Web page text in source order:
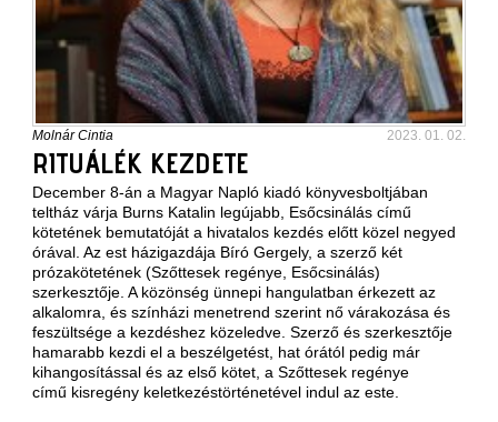
Molnár Cintia 2023. 01. 02.
RITUÁLÉK KEZDETE
December 8-án a Magyar Napló kiadó könyvesboltjában
teltház várja Burns Katalin legújabb, Esőcsinálás című
kötetének bemutatóját a hivatalos kezdés előtt közel negyed
órával. Az est házigazdája Bíró Gergely, a szerző két
prózakötetének (Szőttesek regénye, Esőcsinálás)
szerkesztője. A közönség ünnepi hangulatban érkezett az
alkalomra, és színházi menetrend szerint nő várakozása és
feszültsége a kezdéshez közeledve. Szerző és szerkesztője
hamarabb kezdi el a beszélgetést, hat órától pedig már
kihangosítással és az első kötet, a Szőttesek regénye
című kisregény keletkezéstörténetével indul az este.